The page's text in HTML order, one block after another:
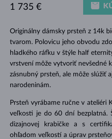
Originálny dámsky prsteň z 14k
tvarom. Polovicu jeho obvodu
hladkého ráfku v štýle half
vrstvení môže vytvoriť nevšedné
zásnubný prsteň, ale môže slúžiť
narodeninám.
Prsteň vyrábame ručne v ateliéri
veľkosti je do 60 dní bezplatná.
dizajnovej krabičke a s
ohľadom veľkostí a úprav
1 735 €